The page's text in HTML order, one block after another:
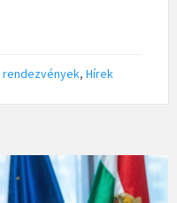
rendezvények, Hírek